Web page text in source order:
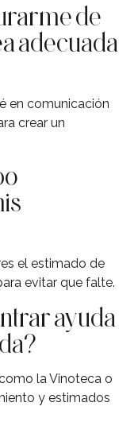
de
adecuada
en comunicación
crear un
el estimado de
evitar que falte.
ayuda
la Vinoteca o
y estimados